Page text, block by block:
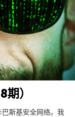
）
斯基安全网络。我